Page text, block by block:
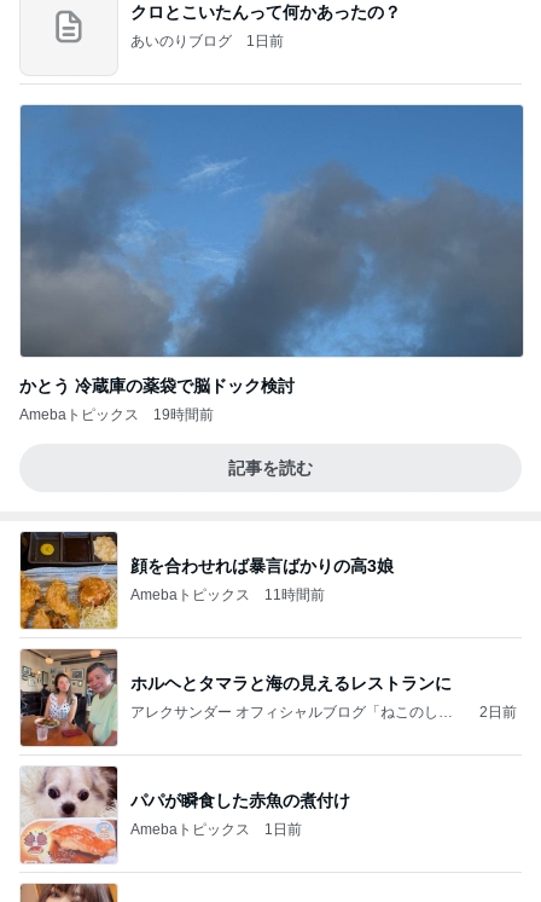
クロとこいたんって何かあったの？
あいのりブログ 1日前
かとう 冷蔵庫の薬袋で脳ドック検討
Amebaトピックス 19時間前
記事を読む
顔を合わせれば暴言ばかりの高3娘
Amebaトピックス 11時間前
ホルヘとタマラと海の見えるレストランに
アレクサンダー オフィシャルブログ「ねこのしっ
2日前
パパが瞬食した赤魚の煮付け
Amebaトピックス 1日前